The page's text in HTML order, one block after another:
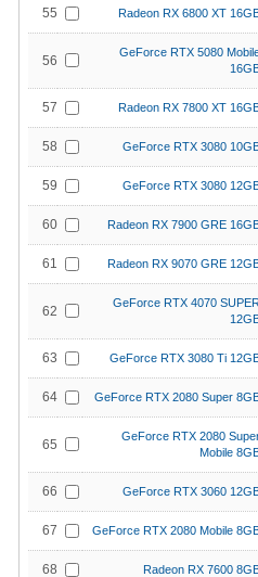
55 Radeon RX 6800 XT
56
GeForce RTX 5080
57 Radeon RX 7800 XT
58 GeForce RTX 3080
59 GeForce RTX 3080
60 Radeon RX 7900 GRE
61 Radeon RX 9070 GRE
62
GeForce RTX 4070
63 GeForce RTX 3080 Ti
64 GeForce RTX 2080 Super
65
GeForce RTX 2080
Mobile
66 GeForce RTX 3060
67 GeForce RTX 2080 Mobile
68 Radeon RX 7600